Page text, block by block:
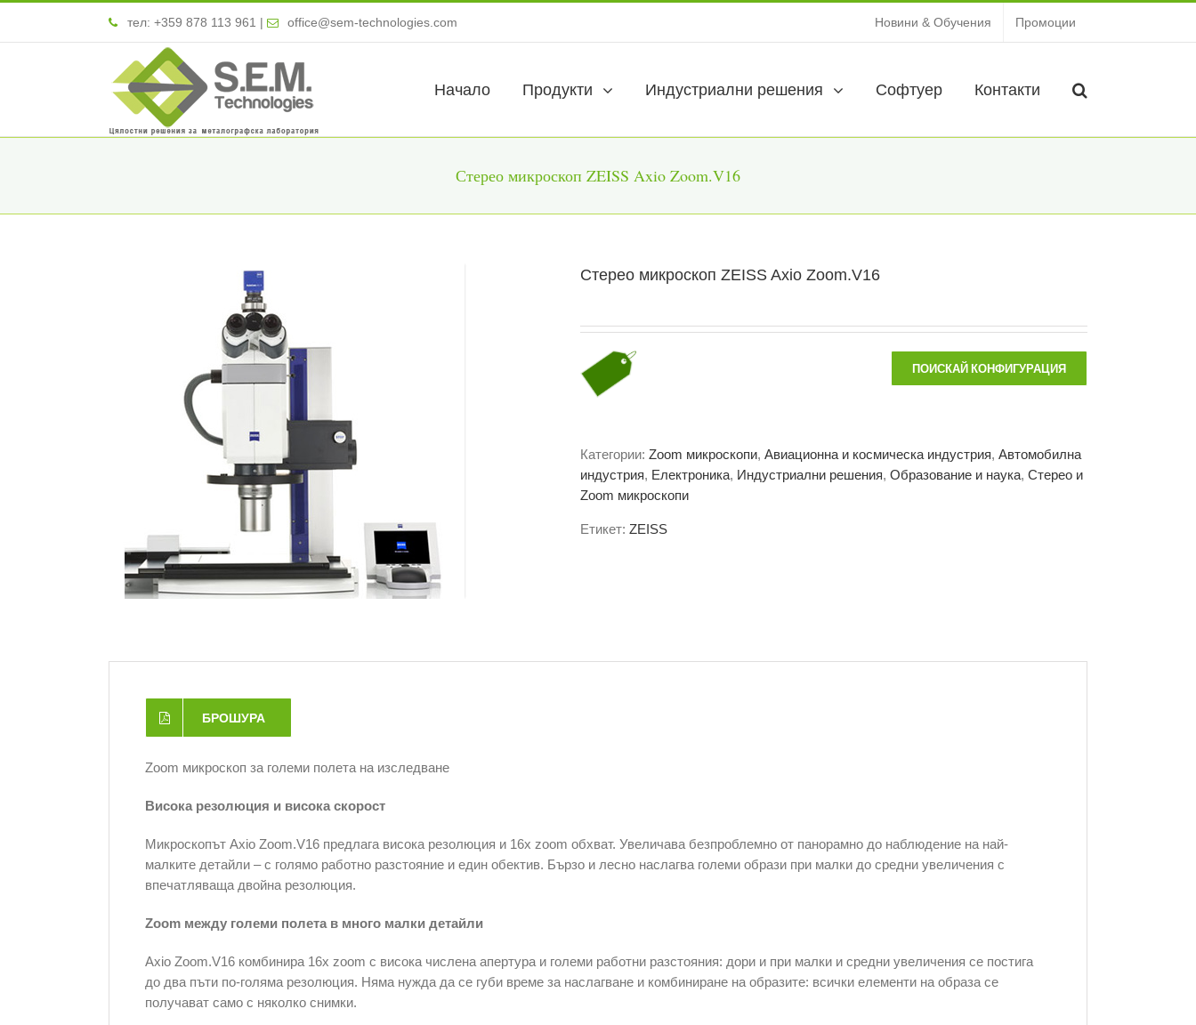
тел: +359 878 113 961 | office@sem-technologies.com Новини & Обучения Промоции
Начало Продукти Индустриални решения Софтуер Контакти
Стерео микроскоп ZEISS Axio Zoom.V16
Стерео микроскоп ZEISS Axio Zoom.V16
ПОИСКАЙ КОНФИГУРАЦИЯ
Категории: Zoom микроскопи, Авиационна и космическа индустрия, Автомобилна
индустрия, Електроника, Индустриални решения, Образование и наука, Стерео и
Zoom микроскопи
Етикет: ZEISS
БРОШУРА
Zoom микроскоп за големи полета на изследване
Висока резолюция и висока скорост
Микроскопът Axio Zoom.V16 предлага висока резолюция и 16x zoom обхват. Увеличава безпроблемно от панорамно до наблюдение на най-
малките детайли – с голямо работно разстояние и един обектив. Бързо и лесно наслагва големи образи при малки до средни увеличения с
впечатляваща двойна резолюция.
Zoom между големи полета в много малки детайли
Axio Zoom.V16 комбинира 16x zoom с висока числена апертура и големи работни разстояния: дори и при малки и средни увеличения се постига
до два пъти по-голяма резолюция. Няма нужда да се губи време за наслагване и комбиниране на образите: всички елементи на образа се
получават само с няколко снимки.